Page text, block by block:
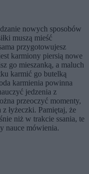
nowych sposobów
muszą mieść
przygotowujesz
karmiony piersią nowe
go mieszanką, a maluch
karmić go butelką
karmienia powinna
jedzenia z
przeoczyć momenty,
łyżeczki. Pamiętaj, że
niż w trakcie ssania, te
nauce mówienia.